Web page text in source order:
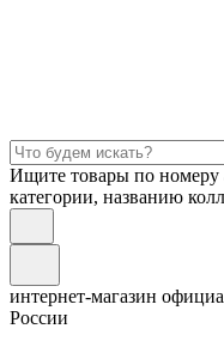
Ищите товары по номеру
категории, названию
интернет-магазин
России